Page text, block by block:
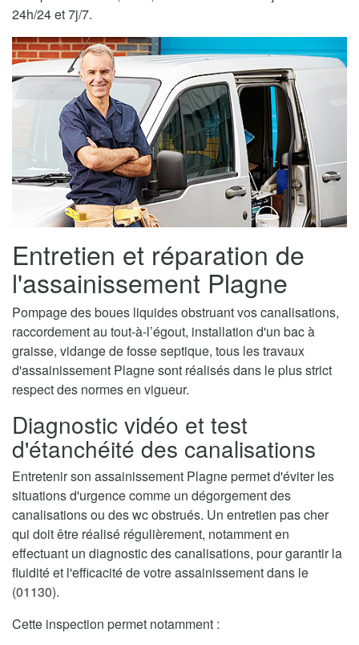
24h/24 et 7j/7.
Entretien et réparation de
l'assainissement Plagne
Pompage des boues liquides obstruant vos canalisations,
raccordement au tout-à-l’égout, installation d'un bac à
graisse, vidange de fosse septique, tous les travaux
d'assainissement Plagne sont réalisés dans le plus strict
respect des normes en vigueur.
Diagnostic vidéo et test
d'étanchéité des canalisations
Entretenir son assainissement Plagne permet d'éviter les
situations d'urgence comme un dégorgement des
canalisations ou des wc obstrués. Un entretien pas cher
qui doit être réalisé régulièrement, notamment en
effectuant un diagnostic des canalisations, pour garantir la
fluidité et l'efficacité de votre assainissement dans le
(01130).
Cette inspection permet notamment :